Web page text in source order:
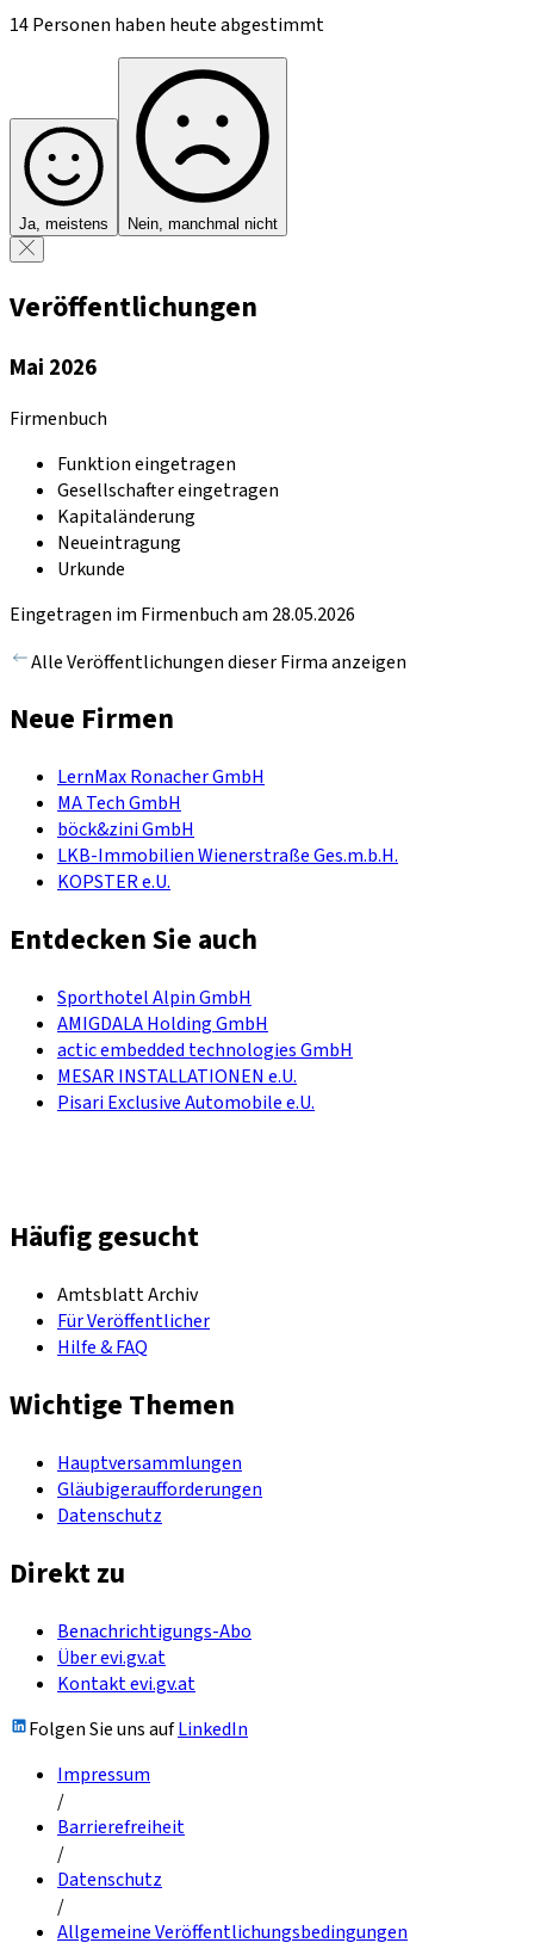
14 Personen haben heute abgestimmt
Ja, meistens Nein, manchmal nicht
Veröffentlichungen
Mai 2026
Firmenbuch
Funktion eingetragen
Gesellschafter eingetragen
Kapitaländerung
Neueintragung
Urkunde
Eingetragen im Firmenbuch am 28.05.2026
Alle Veröffentlichungen dieser Firma anzeigen
Neue Firmen
LernMax Ronacher GmbH
MA Tech GmbH
böck&zini GmbH
LKB-Immobilien Wienerstraße Ges.m.b.H.
KOPSTER e.U.
Entdecken Sie auch
Sporthotel Alpin GmbH
AMIGDALA Holding GmbH
actic embedded technologies GmbH
MESAR INSTALLATIONEN e.U.
Pisari Exclusive Automobile e.U.
Häufig gesucht
Amtsblatt Archiv
Für Veröffentlicher
Hilfe & FAQ
Wichtige Themen
Hauptversammlungen
Gläubigeraufforderungen
Datenschutz
Direkt zu
Benachrichtigungs-Abo
Über evi.gv.at
Kontakt evi.gv.at
Folgen Sie uns aufLinkedIn
Impressum
/
Barrierefreiheit
/
Datenschutz
/
Allgemeine Veröffentlichungsbedingungen